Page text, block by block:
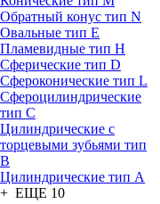
Обратный конус тип N
Овальные тип E
Пламевидные тип H
Сферические тип D
Сфероконические тип L
Сфероцилиндрические
тип C
Цилиндрические с
торцевыми зубьями тип
B
Цилиндрические тип А
+ ЕЩЕ 10